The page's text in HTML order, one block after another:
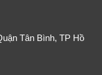
Tân Bình, TP Hồ